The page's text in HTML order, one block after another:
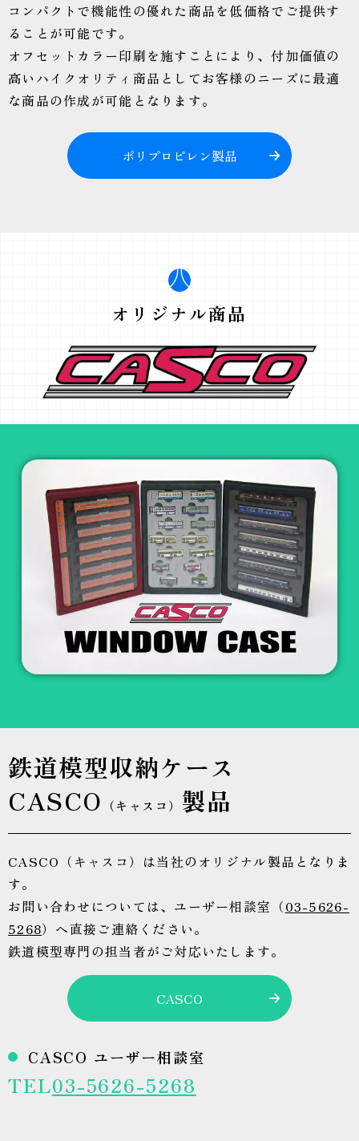
コンパクトで機能性の優れた商品を低価格でご提供す
ることが可能です。
オフセットカラー印刷を施すことにより、付加価値の
高いハイクオリティ商品としてお客様のニーズに最適
な商品の作成が可能となります。
ポリプロピレン製品
オリジナル商品
鉄道模型収納ケース
CASCO
（キャスコ） 製品
CASCO（キャスコ）は当社のオリジナル製品となりま
す。
お問い合わせについては、ユーザー相談室（03-5626-
5268）へ直接ご連絡ください。
鉄道模型専門の担当者がご対応いたします。
CASCO
CASCO ユーザー相談室
TEL03-5626-5268